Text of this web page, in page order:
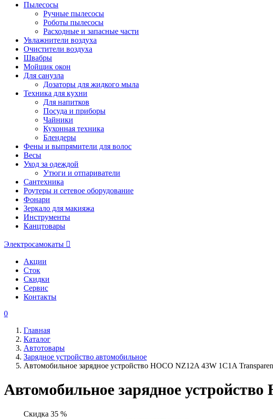
Пылесосы
Ручные пылесосы
Роботы пылесосы
Расходные и запасные части
Увлажнители воздуха
Очистители воздуха
Швабры
Мойщик окон
Для санузла
Дозаторы для жидкого мыла
Техника для кухни
Для напитков
Посуда и приборы
Чайники
Кухонная техника
Блендеры
Фены и выпрямители для волос
Весы
Уход за одеждой
Утюги и отпариватели
Сантехника
Роутеры и сетевое оборудование
Фонари
Зеркало для макияжа
Инструменты
Канцтовары
Электросамокаты
Акции
Сток
Скидки
Сервис
Контакты
0
Главная
Каталог
Автотовары
Зарядное устройство автомобильное
Автомобильное зарядное устройство HOCO NZ12A 43W 1C1A
Автомобильное зарядное
Скидка 35 %